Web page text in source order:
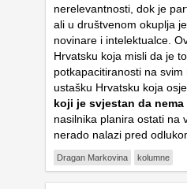
nerelevantnosti, dok je
ali u društvenom okuplja
novinare i intelektualce.
Hrvatsku koja misli da je
potkapacitiranosti na svim
ustašku Hrvatsku koja
koji je svjestan da
nasilnika planira ostati na
nerado nalazi pred
Dragan Markovina kolumne